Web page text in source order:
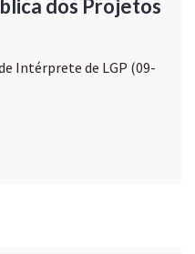
dos Projetos
Intérprete de LGP (09-